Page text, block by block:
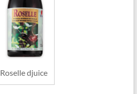
Roselle djuice